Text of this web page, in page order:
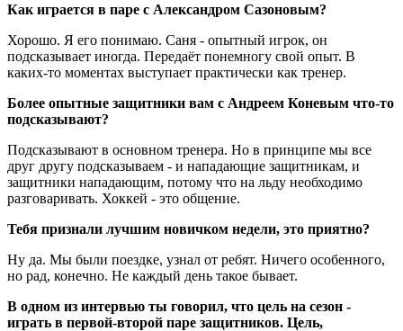
Как играется в паре с Александром Сазоновым?
Хорошо. Я его понимаю. Саня - опытный игрок, он
подсказывает иногда. Передаёт понемногу свой опыт. В
каких-то моментах выступает практически как тренер.
Более опытные защитники вам с Андреем Коневым что-то
подсказывают?
Подсказывают в основном тренера. Но в принципе мы все
друг другу подсказываем - и нападающие защитникам, и
защитники нападающим, потому что на льду необходимо
разговаривать. Хоккей - это общение.
Тебя признали лучшим новичком недели, это приятно?
Ну да. Мы были поездке, узнал от ребят. Ничего особенного,
но рад, конечно. Не каждый день такое бывает.
В одном из интервью ты говорил, что цель на сезон -
играть в первой-второй паре защитников. Цель,